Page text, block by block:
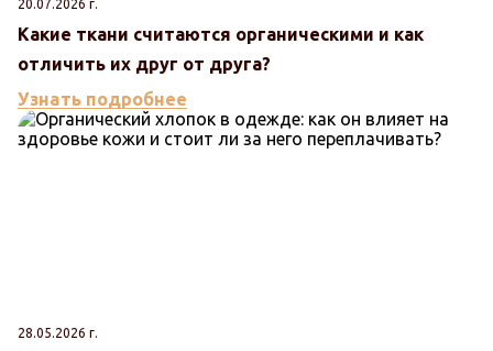
20.07.2026 г.
Какие ткани считаются органическими и как
отличить их друг от друга?
Узнать подробнее
28.05.2026 г.